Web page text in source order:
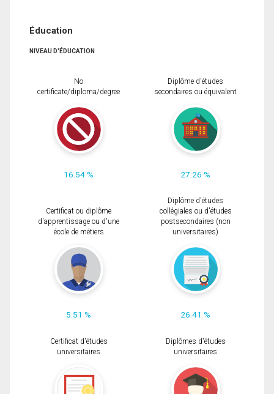
Éducation
NIVEAU D'ÉDUCATION
No
certificate/diploma/degree
16.54 %
Diplôme d'études
secondaires ou équivalent
27.26 %
Certificat ou diplôme
d'apprentissage ou d'une
école de métiers
5.51 %
Diplôme d'études
collégiales ou d'études
postsecondaires (non
universitaires)
26.41 %
Certificat d'études
universitaires
Diplômes d'études
universitaires